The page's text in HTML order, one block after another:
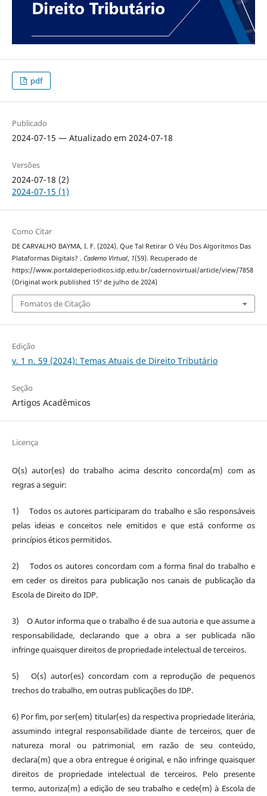
pdf
Publicado
2024-07-15 — Atualizado em 2024-07-18
Versões
2024-07-18 (2)
2024-07-15 (1)
Como Citar
DE CARVALHO BAYMA, I. F. (2024). Que Tal Retirar O Véu Dos Algoritmos Das
Plataformas Digitais? . Caderno Virtual, 1(59). Recuperado de
https://www.portaldeperiodicos.idp.edu.br/cadernovirtual/article/view/7858
(Original work published 15º de julho de 2024)
Fomatos de Citação
Edição
v. 1 n. 59 (2024): Temas Atuais de Direito Tributário
Seção
Artigos Acadêmicos
Licença
O(s) autor(es) do trabalho acima descrito concorda(m) com as
regras a seguir:
1) Todos os autores participaram do trabalho e são responsáveis
pelas ideias e conceitos nele emitidos e que está conforme os
princípios éticos permitidos.
2) Todos os autores concordam com a forma final do trabalho e
em ceder os direitos para publicação nos canais de publicação da
Escola de Direito do IDP.
3) O Autor informa que o trabalho é de sua autoria e que assume a
responsabilidade, declarando que a obra a ser publicada não
infringe quaisquer direitos de propriedade intelectual de terceiros.
5) O(s) autor(es) concordam com a reprodução de pequenos
trechos do trabalho, em outras publicações do IDP.
6) Por fim, por ser(em) titular(es) da respectiva propriedade literária,
assumindo integral responsabilidade diante de terceiros, quer de
natureza moral ou patrimonial, em razão de seu conteúdo,
declara(m) que a obra entregue é original, e não infringe quaisquer
direitos de propriedade intelectual de terceiros. Pelo presente
termo, autoriza(m) a edição de seu trabalho e cede(m) à Escola de